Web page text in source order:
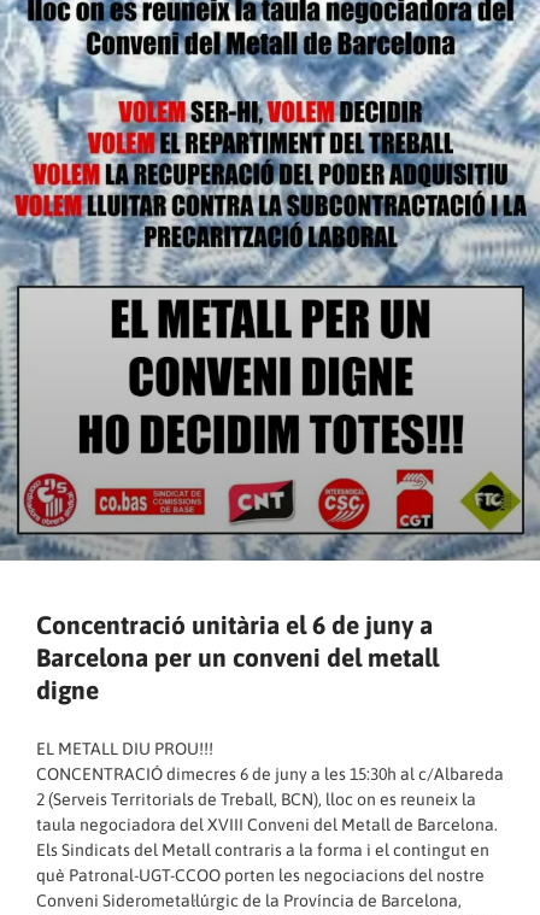
Concentració unitària el 6 de juny a
Barcelona per un conveni del metall
digne
EL METALL DIU PROU!!!
CONCENTRACIÓ dimecres 6 de juny a les 15:30h al c/Albareda
2 (Serveis Territorials de Treball, BCN), lloc on es reuneix la
taula negociadora del XVIII Conveni del Metall de Barcelona.
Els Sindicats del Metall contraris a la forma i el contingut en
què Patronal-UGT-CCOO porten les negociacions del nostre
Conveni Siderometal·lúrgic de la Província de Barcelona,